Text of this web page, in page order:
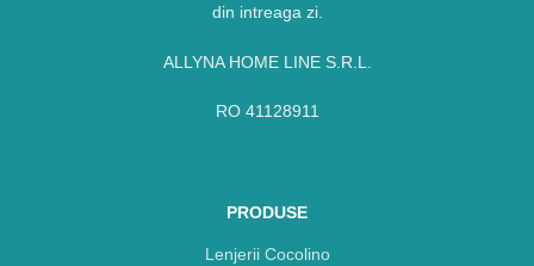
din intreaga zi.
ALLYNA HOME LINE S.R.L.
RO 41128911
PRODUSE
Lenjerii Cocolino